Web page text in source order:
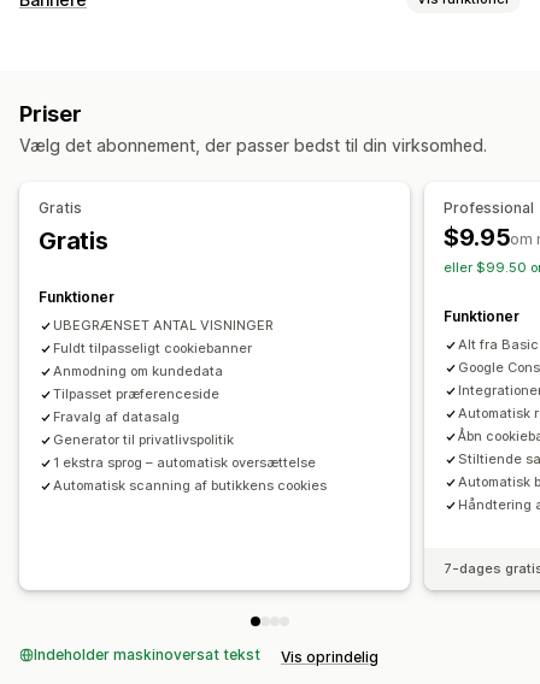
Oversættelse
Overholdelse af tilgængelighed
Automatisk blokering
Samtykkelogge
Regulering
APPI
CCPA CPRA CTDPA
PIPEDA
UCPA
VCDPA
Notifikation
Analyser og rapportering
Adfærdssporing
Sporing af ydeevne
Trafikrapporter
Priser
Vælg det abonnement, der passer bedst til din virksomhed.
Gratis
Gratis
Funktioner
UBEGRÆNSET ANTAL VISNINGER
Fuldt tilpasseligt cookiebanner
Anmodning om kundedata
Tilpasset præferenceside
Fravalg af datasalg
Generator til privatlivspolitik
1 ekstra sprog – automatisk oversættelse
Automatisk scanning af butikkens cookies
Professional
$9.95om
eller $99.50
Funktioner
Alt fra
Google
Automatisk
Åbn
Stiltiende
Automatisk
Håndtering
7-dages
Indeholder maskinoversat tekst Vis oprindelig